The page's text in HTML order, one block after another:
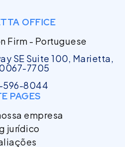
OFFICE
Firm - Portuguese
SE Suite 100, Marietta,
7705
8044
PAGES
empresa
jurídico